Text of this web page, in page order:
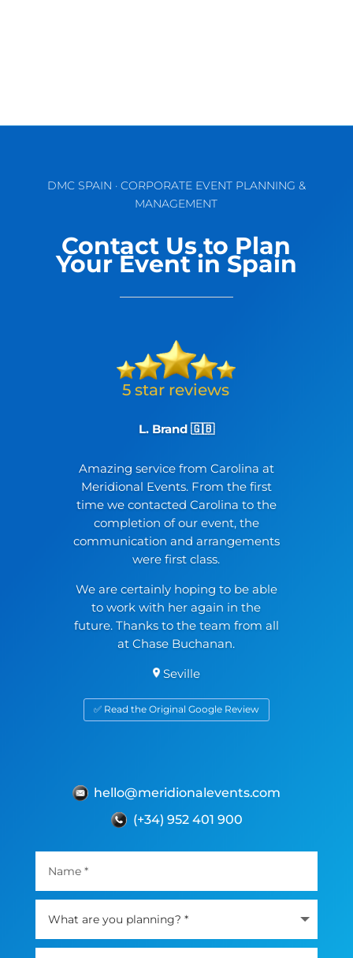
DMC SPAIN · CORPORATE EVENT PLANNING &
MANAGEMENT
Contact Us to Plan
Your Event in Spain
L. Brand 🇬🇧
Amazing service from Carolina at
Meridional Events. From the first
time we contacted Carolina to the
completion of our event, the
communication and arrangements
were first class.
We are certainly hoping to be able
to work with her again in the
future. Thanks to the team from all
at Chase Buchanan.
Seville
✅ Read the Original Google Review